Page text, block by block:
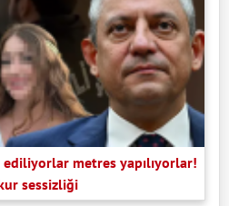
metres yapılıyorlar!
sessizliği